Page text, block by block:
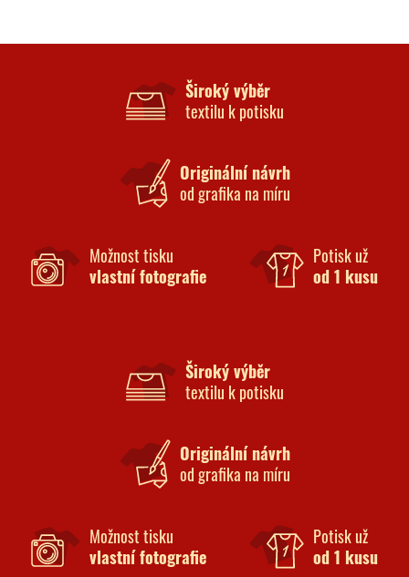
Široký výběr
textilu k potisku
Originální návrh
od grafika na míru
Možnost tisku
vlastní fotografie
Potisk už
od 1 kusu
Široký výběr
textilu k potisku
Originální návrh
od grafika na míru
Možnost tisku
vlastní fotografie
Potisk už
od 1 kusu